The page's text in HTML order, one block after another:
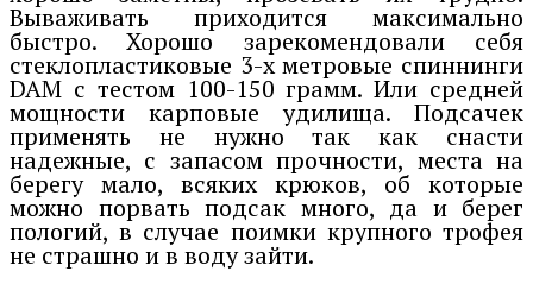
Вываживать приходится максимально
быстро. Хорошо зарекомендовали себя
стеклопластиковые 3-х метровые спиннинги
DAM с тестом 100-150 грамм. Или средней
мощности карповые удилища. Подсачек
применять не нужно так как снасти
надежные, с запасом прочности, места на
берегу мало, всяких крюков, об которые
можно порвать подсак много, да и берег
пологий, в случае поимки крупного трофея
не страшно и в воду зайти.